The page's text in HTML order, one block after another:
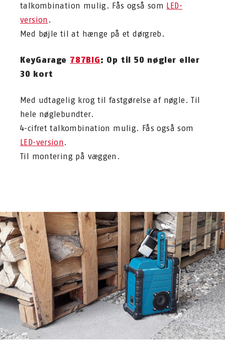
talkombination mulig. Fås også som LED-
version .
Med bøjle til at hænge på et dørgreb.
KeyGarage 787BIG: Op til 50 nøgler eller
30 kort
Med udtagelig krog til fastgørelse af nøgle. Til
hele nøglebundter.
4-cifret talkombination mulig. Fås også som
LED-version.
Til montering på væggen.